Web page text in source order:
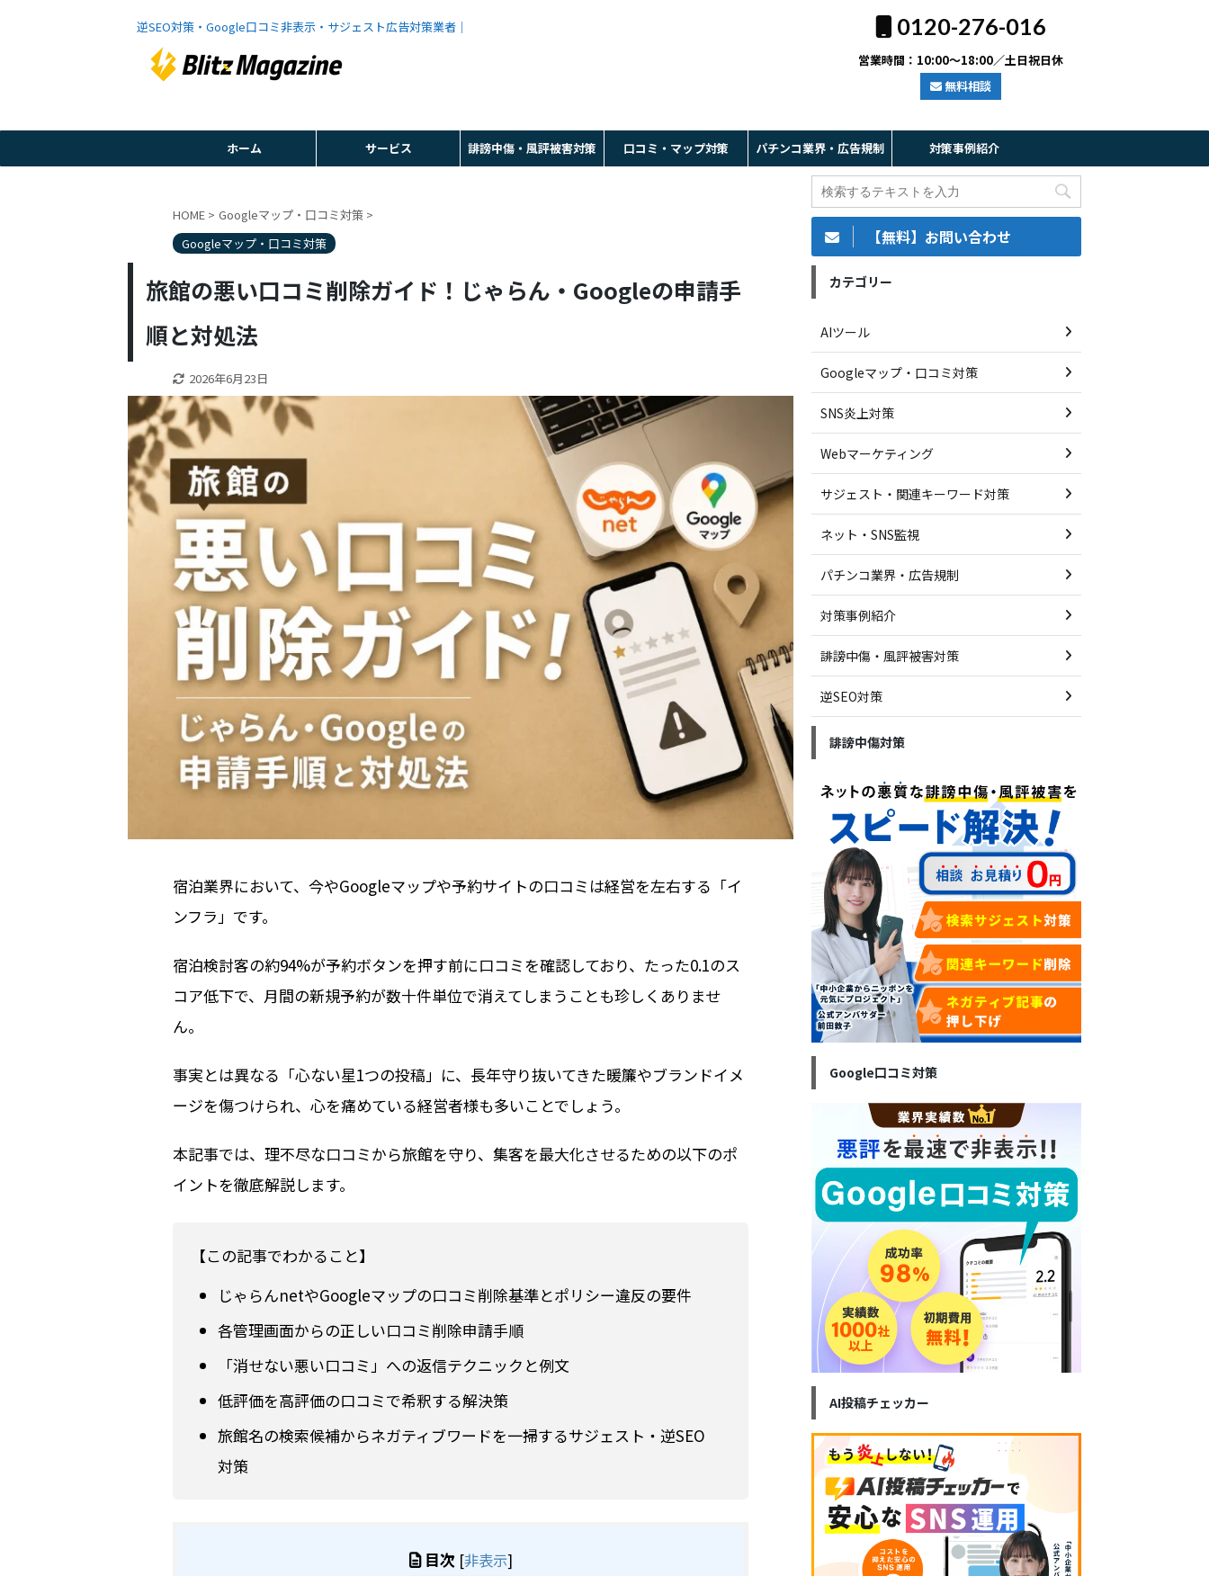
逆SEO対策・Google口コミ非表示・サジェスト広告対策業者｜ 0120-276-016
営業時間：10:00～18:00／土日祝日休
無料相談
ホーム サービス 誹謗中傷・風評被害対策 口コミ・マップ対策 パチンコ業界・広告規制 対策事例紹介
HOME > Googleマップ・口コミ対策 >
Googleマップ・口コミ対策
旅館の悪い口コミ削除ガイド！じゃらん・Googleの申請手
順と対処法
2026年6月23日
宿泊業界において、今やGoogleマップや予約サイトの口コミは経営を左右する「イ
ンフラ」です。
宿泊検討客の約94%が予約ボタンを押す前に口コミを確認しており、たった0.1のス
コア低下で、月間の新規予約が数十件単位で消えてしまうことも珍しくありませ
ん。
事実とは異なる「心ない星1つの投稿」に、長年守り抜いてきた暖簾やブランドイメ
ージを傷つけられ、心を痛めている経営者様も多いことでしょう。
本記事では、理不尽な口コミから旅館を守り、集客を最大化させるための以下のポ
イントを徹底解説します。
【この記事でわかること】
じゃらんnetやGoogleマップの口コミ削除基準とポリシー違反の要件
各管理画面からの正しい口コミ削除申請手順
「消せない悪い口コミ」への返信テクニックと例文
低評価を高評価の口コミで希釈する解決策
旅館名の検索候補からネガティブワードを一掃するサジェスト・逆SEO
対策
目次 [非表示]
【無料】お問い合わせ
カテゴリー
AIツール
Googleマップ・口コミ対策
SNS炎上対策
Webマーケティング
サジェスト・関連キーワード対策
ネット・SNS監視
パチンコ業界・広告規制
対策事例紹介
誹謗中傷・風評被害対策
逆SEO対策
誹謗中傷対策
Google口コミ対策
AI投稿チェッカー